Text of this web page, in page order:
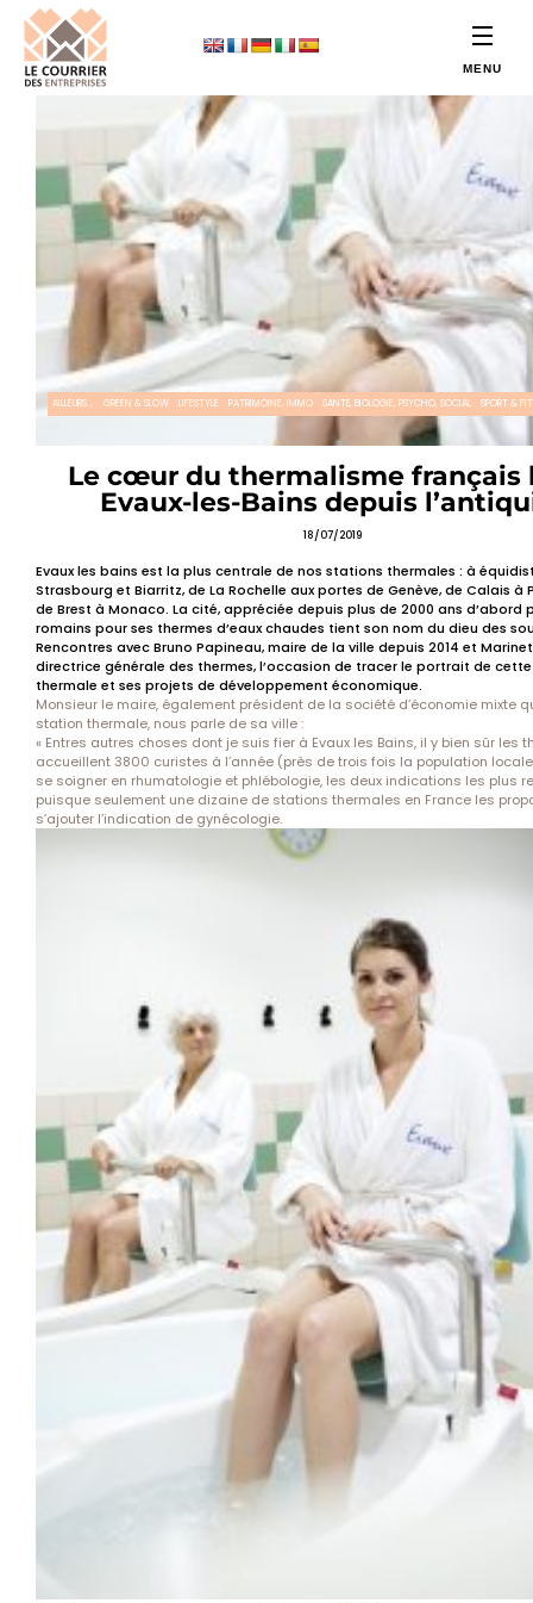
AILLEURS... GREEN & SLOW LIFESTYLE PATRIMOINE, IMMO SANTÉ, BIOLOGIE, PSYCHO, SOCIAL SPORT &
Le cœur du thermalisme français
Evaux-les-Bains depuis
18/07/2019
Evaux les bains est la plus centrale de nos stations thermales : à
Strasbourg et Biarritz, de La Rochelle aux portes de Genève, de Calais à
de Brest à Monaco. La cité, appréciée depuis plus de 2000 ans d’abord
romains pour ses thermes d’eaux chaudes tient son nom du dieu des
Rencontres avec Bruno Papineau, maire de la ville depuis 2014 et
directrice générale des thermes, l’occasion de tracer le portrait de
thermale et ses projets de développement économique.
Monsieur le maire, également président de la société d’économie mixte
station thermale, nous parle de sa ville :
« Entres autres choses dont je suis fier à Evaux les Bains, il y bien sûr les
accueillent 3800 curistes à l’année (près de trois fois la population
se soigner en rhumatologie et phlébologie, les deux indications les plus
puisque seulement une dizaine de stations thermales en France les
s’ajouter l’indication de gynécologie.